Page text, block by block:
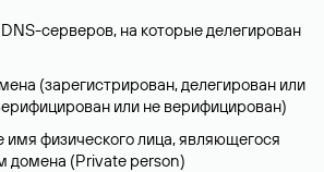
серверов, на которые делегирован
(зарегистрирован, делегирован или
или не верифицирован)
имя физического лица, являющегося
домена (Privatе person)